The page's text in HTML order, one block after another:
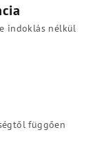
indoklás nélkül
függően